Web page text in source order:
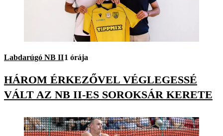
Labdarúgó NB II1 órája
HÁROM ÉRKEZŐVEL VÉGLEGESSÉ
VÁLT AZ NB II-ES SOROKSÁR KERETE